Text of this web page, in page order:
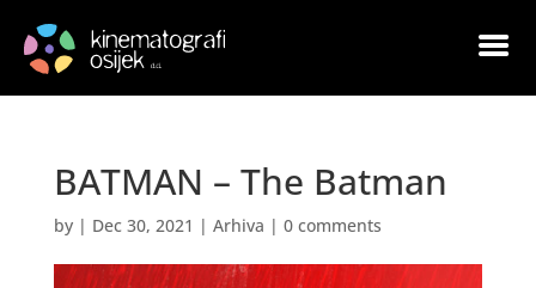
BATMAN – The Batman
by | Dec 30, 2021 | Arhiva | 0 comments